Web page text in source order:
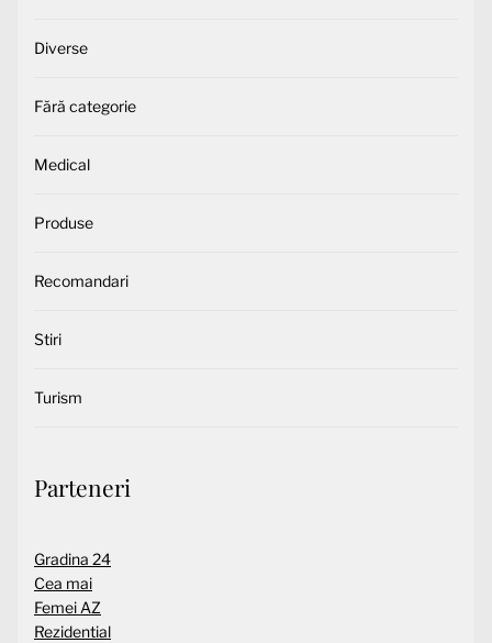
Diverse
Fără categorie
Medical
Produse
Recomandari
Stiri
Turism
Parteneri
Gradina 24
Cea mai
Femei AZ
Rezidential